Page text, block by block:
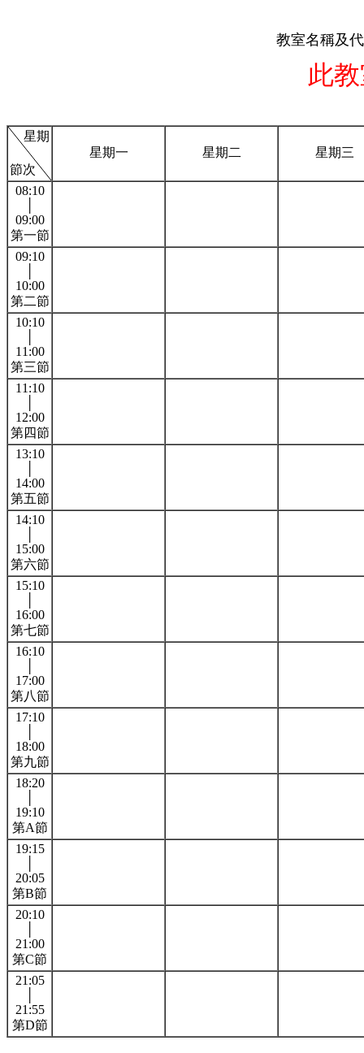
教室名稱及
此
星期
節次
星期一 星期二 星期三
08:10
09:00
第一節
09:10
10:00
第二節
10:10
11:00
第三節
11:10
12:00
第四節
13:10
14:00
第五節
14:10
15:00
第六節
15:10
16:00
第七節
16:10
17:00
第八節
17:10
18:00
第九節
18:20
19:10
第A節
19:15
20:05
第B節
20:10
21:00
第C節
21:05
21:55
第D節